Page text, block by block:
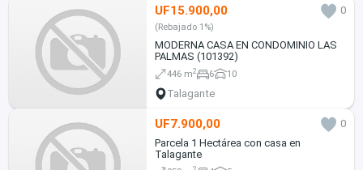
UF15.900,00 0
(Rebajado 1%)
MODERNA CASA EN CONDOMINIO LAS
PALMAS (101392)
446 m2 6 10
Talagante
UF7.900,00
0
Parcela 1 Hectárea con casa en
Talagante